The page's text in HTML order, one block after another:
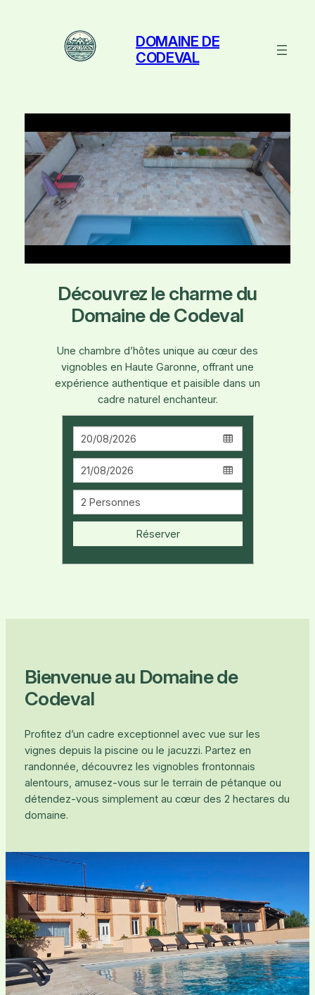
DOMAINE DE
CODEVAL
Découvrez le charme du
Domaine de Codeval
Une chambre d’hôtes unique au cœur des
vignobles en Haute Garonne, offrant une
expérience authentique et paisible dans un
cadre naturel enchanteur.
Réserver
Bienvenue au Domaine de
Codeval
Profitez d’un cadre exceptionnel avec vue sur les
vignes depuis la piscine ou le jacuzzi. Partez en
randonnée, découvrez les vignobles frontonnais
alentours, amusez-vous sur le terrain de pétanque ou
détendez-vous simplement au cœur des 2 hectares du
domaine.